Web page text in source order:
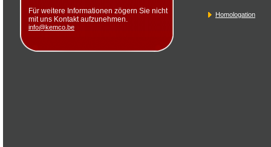
Für weitere Informationen zögern Sie nicht
mit uns Kontakt aufzunehmen.
info@kemco.be
Homologation